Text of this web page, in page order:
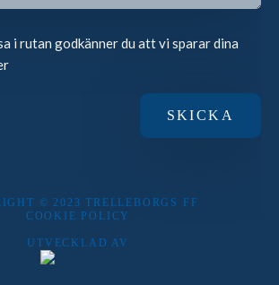
i rutan godkänner du att vi sparar dina
© 2023 TRELLEBORGS FF
COOKIE POLICY
UTVECKLAD AV